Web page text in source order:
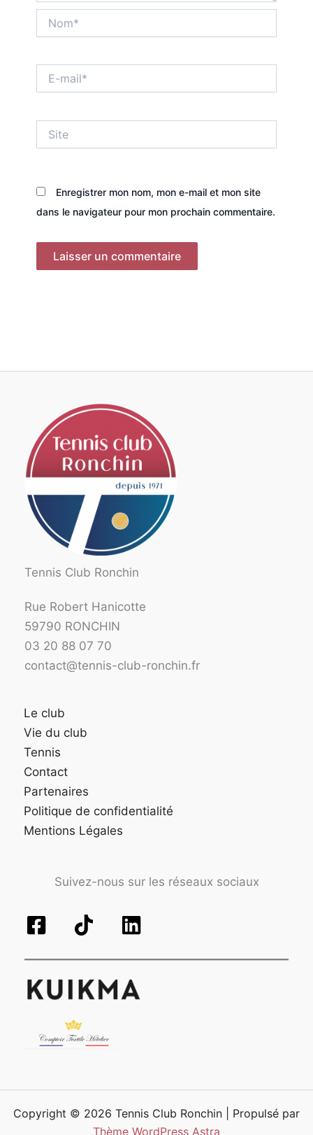
mail*
Enregistrer mon nom, mon e-mail et mon site
dans le navigateur pour mon prochain commentaire.
Tennis Club Ronchin
Rue Robert Hanicotte
59790 RONCHIN
03 20 88 07 70
contact@tennis-club-ronchin.fr
Le club
Vie du club
Tennis
Contact
Partenaires
Politique de confidentialité
Mentions Légales
Suivez-nous sur les réseaux sociaux
Copyright © 2026 Tennis Club Ronchin | Propulsé par
Thème WordPress Astra